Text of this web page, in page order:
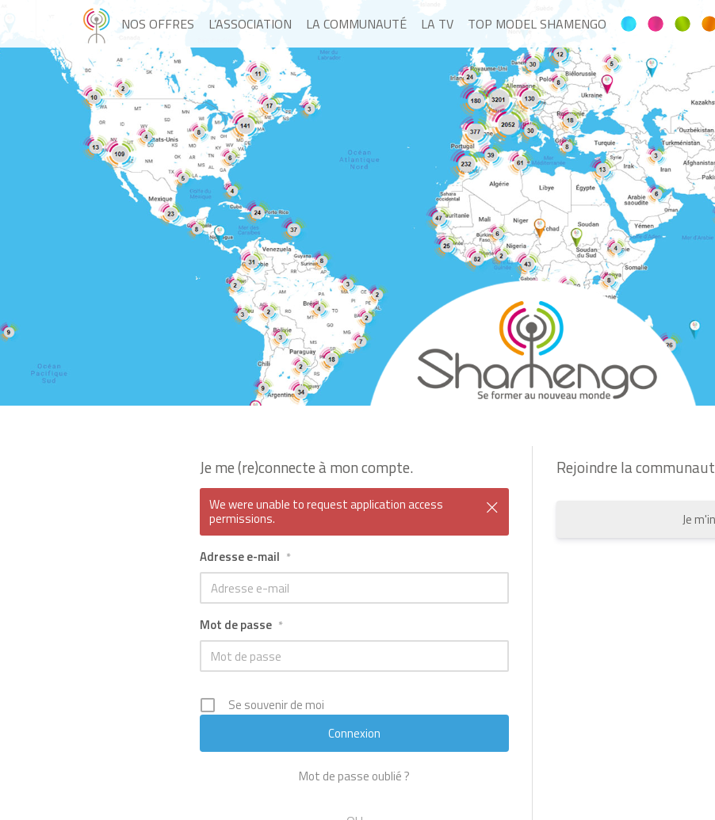
NOS OFFRES L’ASSOCIATION LA COMMUNAUTÉ LA TV TOP MODEL SHAMENGO
Je me (re)connecte à mon compte.
We were unable to request application access
permissions.
Adresse e-mail *
Mot de passe *
Se souvenir de moi
Mot de passe oublié ?
Rejoindre la
Je